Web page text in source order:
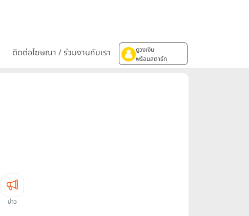
ติดต่อโฆษณา / ร่วมงานกับเรา
ดูวงเงิน
พร้อมสตาร์ท
ข่าว